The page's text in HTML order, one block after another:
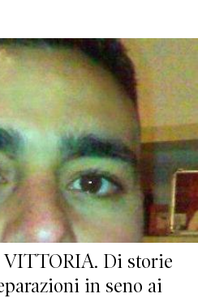
Di storie
in seno ai